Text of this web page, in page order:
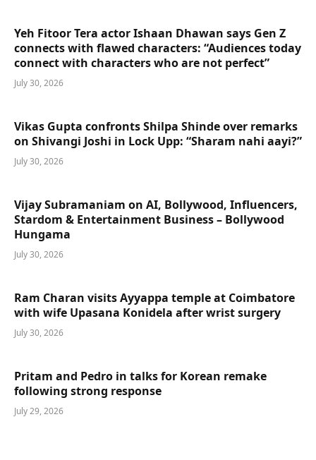
Yeh Fitoor Tera actor Ishaan Dhawan says Gen Z
connects with flawed characters: “Audiences today
connect with characters who are not perfect”
July 30, 2026
Vikas Gupta confronts Shilpa Shinde over remarks
on Shivangi Joshi in Lock Upp: “Sharam nahi aayi?”
July 30, 2026
Vijay Subramaniam on AI, Bollywood, Influencers,
Stardom & Entertainment Business – Bollywood
Hungama
July 30, 2026
Ram Charan visits Ayyappa temple at Coimbatore
with wife Upasana Konidela after wrist surgery
July 30, 2026
Pritam and Pedro in talks for Korean remake
following strong response
July 29, 2026